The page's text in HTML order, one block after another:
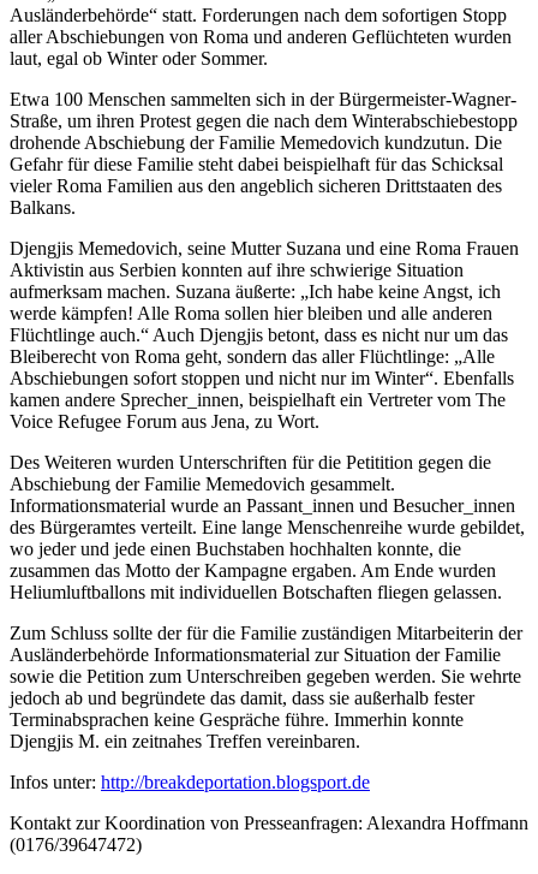
Ausländerbehörde“ statt. Forderungen nach dem sofortigen Stopp
aller Abschiebungen von Roma und anderen Geflüchteten wurden
laut, egal ob Winter oder Sommer.
Etwa 100 Menschen sammelten sich in der Bürgermeister-Wagner-
Straße, um ihren Protest gegen die nach dem Winterabschiebestopp
drohende Abschiebung der Familie Memedovich kundzutun. Die
Gefahr für diese Familie steht dabei beispielhaft für das Schicksal
vieler Roma Familien aus den angeblich sicheren Drittstaaten des
Balkans.
Djengjis Memedovich, seine Mutter Suzana und eine Roma Frauen
Aktivistin aus Serbien konnten auf ihre schwierige Situation
aufmerksam machen. Suzana äußerte: „Ich habe keine Angst, ich
werde kämpfen! Alle Roma sollen hier bleiben und alle anderen
Flüchtlinge auch.“ Auch Djengjis betont, dass es nicht nur um das
Bleiberecht von Roma geht, sondern das aller Flüchtlinge: „Alle
Abschiebungen sofort stoppen und nicht nur im Winter“. Ebenfalls
kamen andere Sprecher_innen, beispielhaft ein Vertreter vom The
Voice Refugee Forum aus Jena, zu Wort.
Des Weiteren wurden Unterschriften für die Petitition gegen die
Abschiebung der Familie Memedovich gesammelt.
Informationsmaterial wurde an Passant_innen und Besucher_innen
des Bürgeramtes verteilt. Eine lange Menschenreihe wurde gebildet,
wo jeder und jede einen Buchstaben hochhalten konnte, die
zusammen das Motto der Kampagne ergaben. Am Ende wurden
Heliumluftballons mit individuellen Botschaften fliegen gelassen.
Zum Schluss sollte der für die Familie zuständigen Mitarbeiterin der
Ausländerbehörde Informationsmaterial zur Situation der Familie
sowie die Petition zum Unterschreiben gegeben werden. Sie wehrte
jedoch ab und begründete das damit, dass sie außerhalb fester
Terminabsprachen keine Gespräche führe. Immerhin konnte
Djengjis M. ein zeitnahes Treffen vereinbaren.
Infos unter: http://breakdeportation.blogsport.de
Kontakt zur Koordination von Presseanfragen: Alexandra Hoffmann
(0176/39647472)